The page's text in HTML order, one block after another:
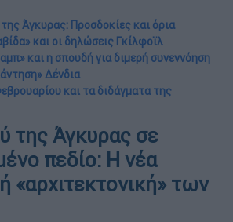
Άγκυρας: Προσδοκίες και όρια
και οι δηλώσεις Γκίλφοϊλ
και η σπουδή για διμερή συνεννόηση
Δένδια
και τα διδάγματα της
της Άγκυρας σε
πεδίο: Η νέα
«αρχιτεκτονική» των